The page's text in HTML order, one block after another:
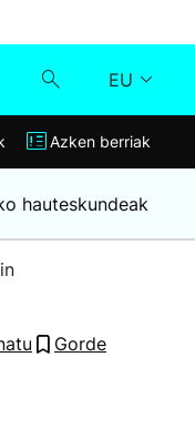
EU
Klisk
Zuzenekoak
Azken berriak
Azken berriak
hauteskundeak
Gorde